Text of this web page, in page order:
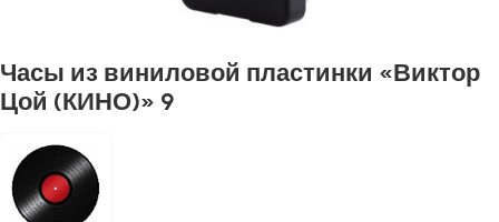
Часы из виниловой пластинки «Виктор
Цой (КИНО)» 9